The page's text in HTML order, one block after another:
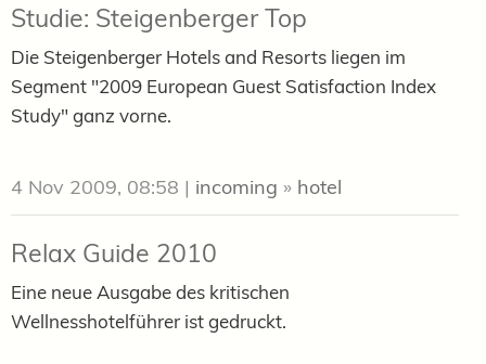
Studie: Steigenberger Top
Die Steigenberger Hotels and Resorts liegen im
Segment "2009 European Guest Satisfaction Index
Study" ganz vorne.
4 Nov 2009, 08:58 | incoming » hotel
Relax Guide 2010
Eine neue Ausgabe des kritischen
Wellnesshotelführer ist gedruckt.